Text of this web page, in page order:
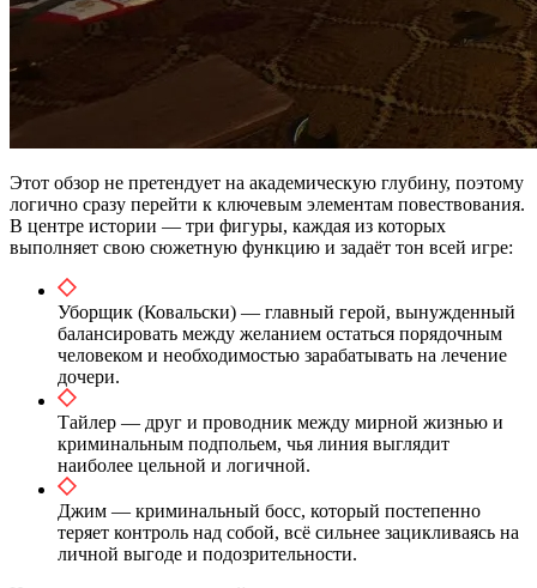
Этот обзор не претендует на академическую глубину, поэтому
логично сразу перейти к ключевым элементам повествования.
В центре истории — три фигуры, каждая из которых
выполняет свою сюжетную функцию и задаёт тон всей игре:
Уборщик (Ковальски) — главный герой, вынужденный
балансировать между желанием остаться порядочным
человеком и необходимостью зарабатывать на лечение
дочери.
Тайлер — друг и проводник между мирной жизнью и
криминальным подпольем, чья линия выглядит
наиболее цельной и логичной.
Джим — криминальный босс, который постепенно
теряет контроль над собой, всё сильнее зацикливаясь на
личной выгоде и подозрительности.